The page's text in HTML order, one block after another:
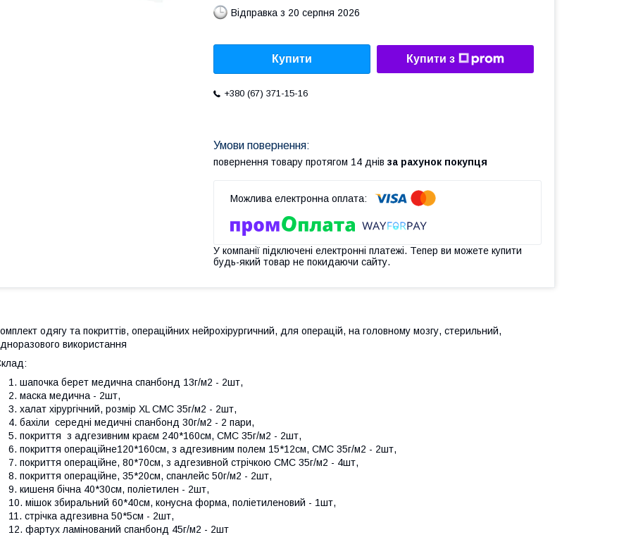
Відправка з 20 серпня 2026
Купити Купити з
+380 (67) 371-15-16
повернення товару протягом 14 днів за рахунок покупця
У компанії підключені електронні платежі. Тепер ви можете купити
будь-який товар не покидаючи сайту.
одягу та покриттів, операційних нейрохірургичний, для операцій, на головному мозгу, стерильний,
використання
шапочка берет медична спанбонд 13г/м2 - 2шт,
маска медична - 2шт,
халат хірургічний, розмір XL СМС 35г/м2 - 2шт,
бахіли середні медичні спанбонд 30г/м2 - 2 пари,
покриття з адгезивним краєм 240*160см, СМС 35г/м2 - 2шт,
покриття операційне120*160см, з адгезивним полем 15*12см, СМС 35г/м2 - 2шт,
покриття операційне, 80*70см, з адгезивной стрічкою СМС 35г/м2 - 4шт,
покриття операційне, 35*20см, спанлейс 50г/м2 - 2шт,
кишеня бічна 40*30см, поліетилен - 2шт,
мішок збиральний 60*40см, конусна форма, поліетиленовий - 1шт,
стрічка адгезивна 50*5см - 2шт,
фартух ламінований спанбонд 45г/м2 - 2шт